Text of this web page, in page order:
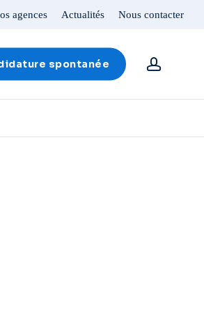
agences Actualités Nous contacter
spontanée account